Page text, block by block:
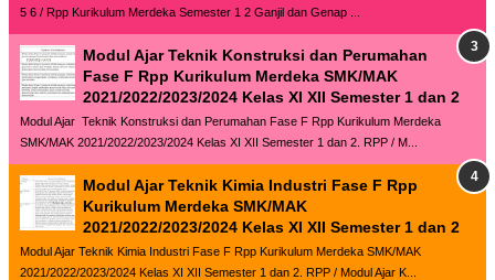
5 6 / Rpp Kurikulum Merdeka Semester 1 2 Ganjil dan Genap ...
Modul Ajar Teknik Konstruksi dan Perumahan
Fase F Rpp Kurikulum Merdeka SMK/MAK
2021/2022/2023/2024 Kelas XI XII Semester 1 dan 2
Modul Ajar Teknik Konstruksi dan Perumahan Fase F Rpp Kurikulum Merdeka
SMK/MAK 2021/2022/2023/2024 Kelas XI XII Semester 1 dan 2. RPP / M...
Modul Ajar Teknik Kimia Industri Fase F Rpp
Kurikulum Merdeka SMK/MAK
2021/2022/2023/2024 Kelas XI XII Semester 1 dan 2
Modul Ajar Teknik Kimia Industri Fase F Rpp Kurikulum Merdeka SMK/MAK
2021/2022/2023/2024 Kelas XI XII Semester 1 dan 2. RPP / Modul Ajar K...